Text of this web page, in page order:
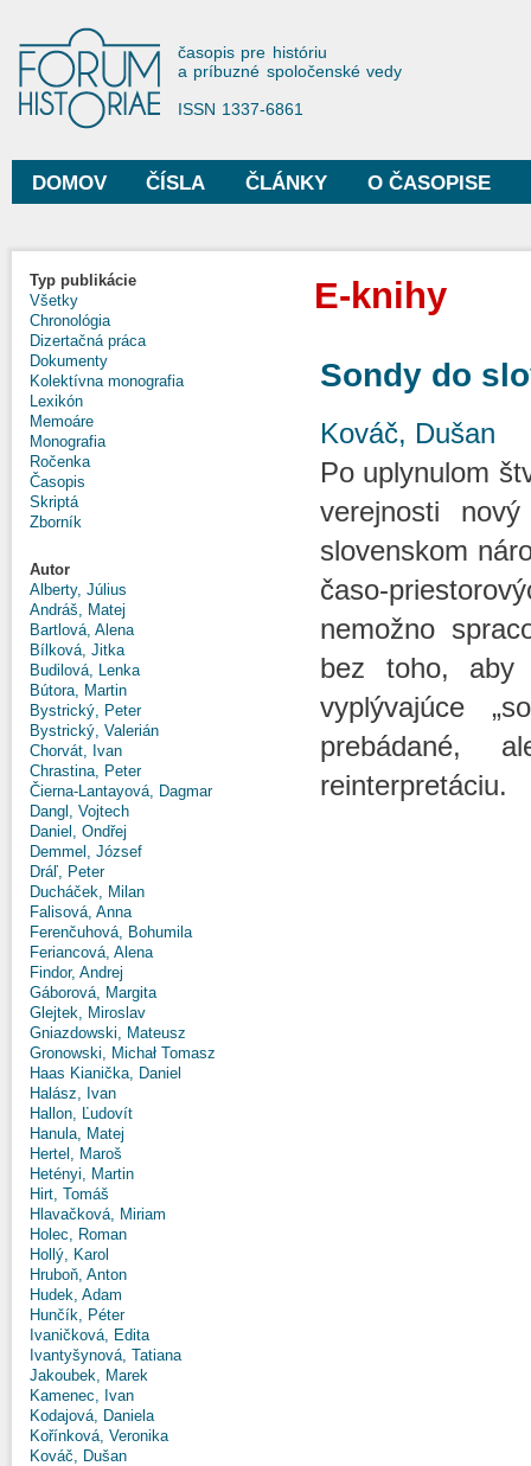
Forum Historiae
časopis pre históriu
a príbuzné spoločenské vedy
ISSN 1337-6861
Hlavné menu
DOMOV ČÍSLA ČLÁNKY O ČASOPISE
Typ publikácie
Všetky
Chronológia
Dizertačná práca
Dokumenty
Kolektívna monografia
Lexikón
Memoáre
Monografia
Ročenka
Časopis
Skriptá
Zborník
Autor
Alberty, Július
Andráš, Matej
Bartlová, Alena
Bílková, Jitka
Budilová, Lenka
Bútora, Martin
Bystrický, Peter
Bystrický, Valerián
Chorvát, Ivan
Chrastina, Peter
Čierna-Lantayová, Dagmar
Dangl, Vojtech
Daniel, Ondřej
Demmel, József
Dráľ, Peter
Ducháček, Milan
Falisová, Anna
Ferenčuhová, Bohumila
Feriancová, Alena
Findor, Andrej
Gáborová, Margita
Glejtek, Miroslav
Gniazdowski, Mateusz
Gronowski, Michał Tomasz
Haas Kianička, Daniel
Halász, Ivan
Hallon, Ľudovít
Hanula, Matej
Hertel, Maroš
Hetényi, Martin
Hirt, Tomáš
Hlavačková, Miriam
Holec, Roman
Hollý, Karol
Hruboň, Anton
Hudek, Adam
Hunčík, Péter
Ivaničková, Edita
Ivantyšynová, Tatiana
Jakoubek, Marek
Kamenec, Ivan
Kodajová, Daniela
Kořínková, Veronika
Kováč, Dušan
E-knihy
Sondy do
Kováč, Dušan
Po uplynulom
verejnosti
slovenskom
časo-
nemožno
bez toho,
vyplývajúce
prebádané,
reinterpretáciu.